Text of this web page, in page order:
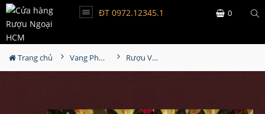
ĐT 0972.12345.1 0
Trang chủ Vang Pháp Rượu Vang Louis Eschenauer Saint Emilion